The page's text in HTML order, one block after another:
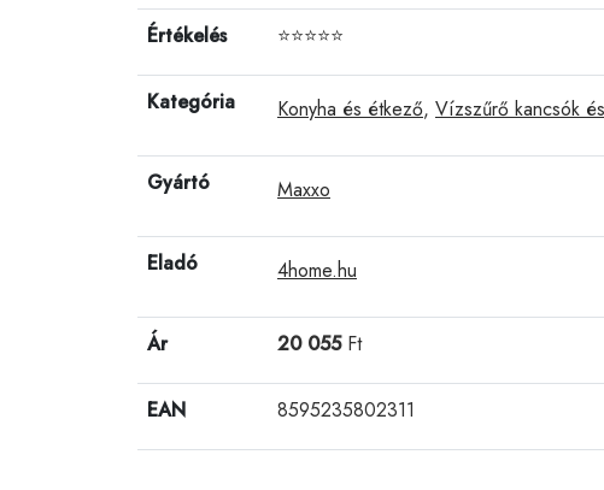
Értékelés ⭐⭐⭐⭐⭐
Kategória Konyha és étkező, Vízszűrő kancsók
Gyártó Maxxo
Eladó 4home.hu
Ár 20 055Ft
EAN 8595235802311